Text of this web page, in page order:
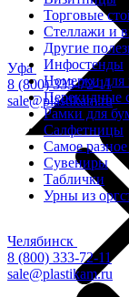
Уфа
8 (800) 333-72-11
sale@plastikam.ru
Челябинск
8 (800) 333-72-11
sale@plastikam.ru
Торговые
Cтеллажи и
Другие
Инфостенды
Номерки для
Перекидные
Рамки для
Салфетницы
Самое разное
Сувениры
Таблички
Урны из